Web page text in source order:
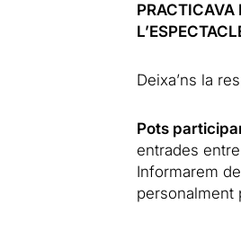
PRACTICAVA
Deixa’ns la
Pots
entrades
Informarem
personalment